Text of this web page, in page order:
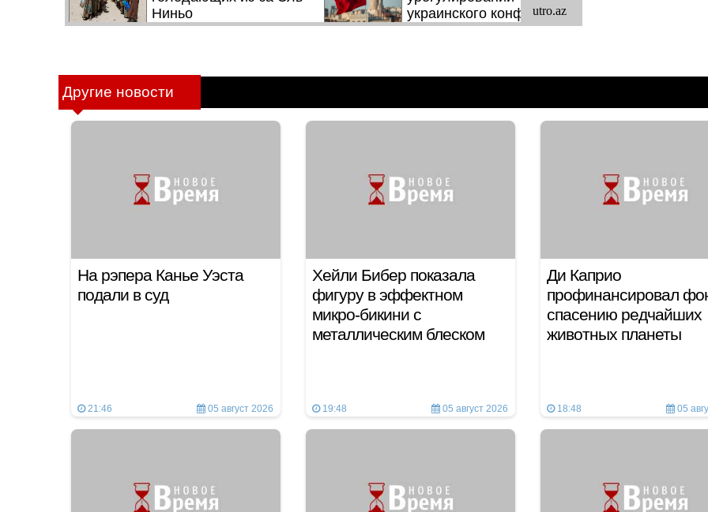
Другие новости
На рэпера Канье Уэста
подали в суд
21:46 05 август 2026
Хейли Бибер показала
фигуру в эффектном
микро-бикини с
металлическим блеском
19:48 05 август 2026
Ди Каприо
профинансировал
спасению редчайших
животных планеты
18:48 05